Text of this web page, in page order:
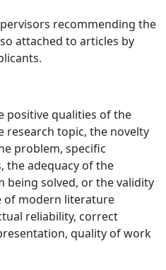
recommending the
attached to articles by
positive qualities of the
research topic, the novelty
problem, specific
the adequacy of the
being solved, or the validity
of modern literature
reliability, correct
quality of work